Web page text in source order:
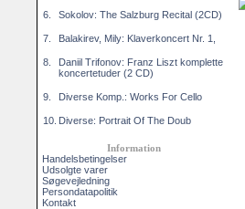
6. Sokolov: The Salzburg Recital (2CD)
7. Balakirev, Mily: Klaverkoncert Nr. 1,
8.
Daniil Trifonov: Franz Liszt komplette
koncertetuder (2 CD)
9. Diverse Komp.: Works For Cello
10. Diverse: Portrait Of The Doub
Information
Handelsbetingelser
Udsolgte varer
Søgevejledning
Persondatapolitik
Kontakt